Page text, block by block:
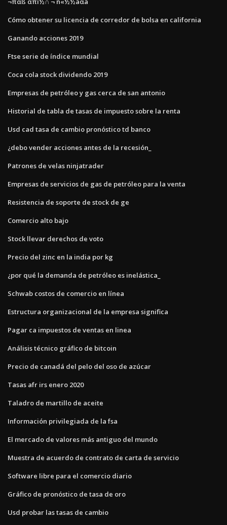
Cómo obtener su licencia de corredor de bolsa en california
Ganando acciones 2019
Ftse serie de índice mundial
Coca cola stock dividendo 2019
Empresas de petróleo y gas cerca de san antonio
Historial de tabla de tasas de impuesto sobre la renta
Usd cad tasa de cambio pronóstico td banco
¿debo vender acciones antes de la recesión_
Patrones de velas ninjatrader
Empresas de servicios de gas de petróleo para la venta
Resistencia de soporte de stock de ge
Comercio alto bajo
Stock llevar derechos de voto
Precio del zinc en la india por kg
¿por qué la demanda de petróleo es inelástica_
Schwab costos de comercio en línea
Estructura organizacional de la empresa significa
Pagar ca impuestos de ventas en linea
Análisis técnico gráfico de bitcoin
Precio de canadá del pelo del oso de azúcar
Tasas afr irs enero 2020
Taladro de martillo de aceite
Información privilegiada de la fsa
El mercado de valores más antiguo del mundo
Muestra de acuerdo de contrato de carta de servicio
Software libre para el comercio diario
Gráfico de pronóstico de tasa de oro
Usd probar las tasas de cambio